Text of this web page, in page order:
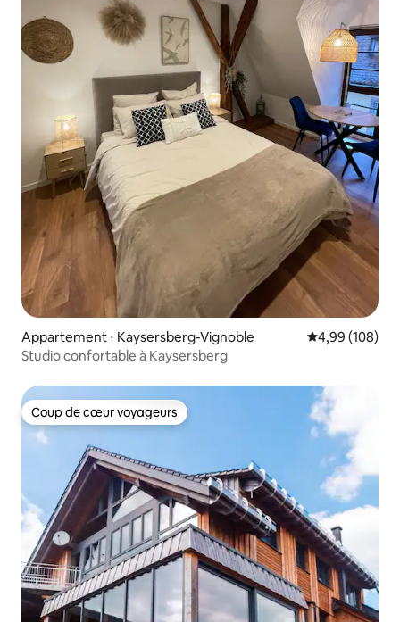
Appartement ⋅ Kaysersberg-Vignoble Évaluation
4,99 (108)
Studio confortable à Kaysersberg
Coup de cœur voyageurs
Coup de cœur voyageurs